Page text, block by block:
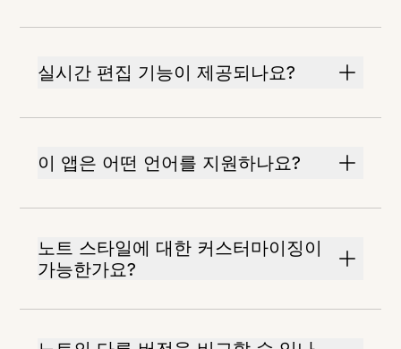
실시간 편집 기능이 제공되나요?
이 앱은 어떤 언어를 지원하나요?
노트 스타일에 대한 커스터마이징이
가능한가요?